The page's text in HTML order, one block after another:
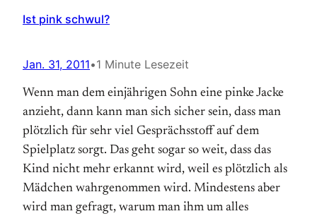
Ist pink schwul?
Jan. 31, 2011•1 Minute Lesezeit
Wenn man dem einjährigen Sohn eine pinke Jacke
anzieht, dann kann man sich sicher sein, dass man
plötzlich für sehr viel Gesprächsstoff auf dem
Spielplatz sorgt. Das geht sogar so weit, dass das
Kind nicht mehr erkannt wird, weil es plötzlich als
Mädchen wahrgenommen wird. Mindestens aber
wird man gefragt, warum man ihm um alles